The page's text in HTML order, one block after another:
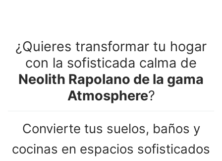
¿Quieres transformar tu hogar
con la sofisticada calma de
Neolith Rapolano de la gama
Atmosphere?
Convierte tus suelos, baños y
cocinas en espacios sofisticados